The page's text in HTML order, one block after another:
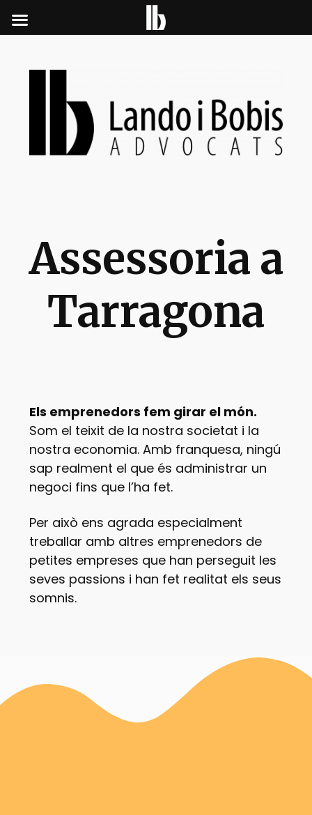
Assessoria a
Tarragona
Els emprenedors fem girar el món.
Som el teixit de la nostra societat i la
nostra economia. Amb franquesa, ningú
sap realment el que és administrar un
negoci fins que l’ha fet.
Per això ens agrada especialment
treballar amb altres emprenedors de
petites empreses que han perseguit les
seves passions i han fet realitat els seus
somnis.